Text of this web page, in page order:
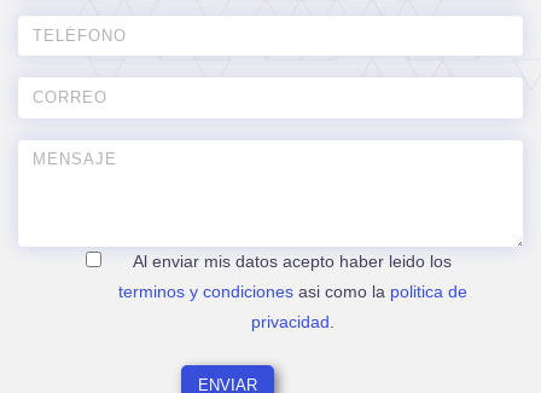
Al enviar mis datos acepto haber leido los
terminos y condicionesasi como la politica de
privacidad